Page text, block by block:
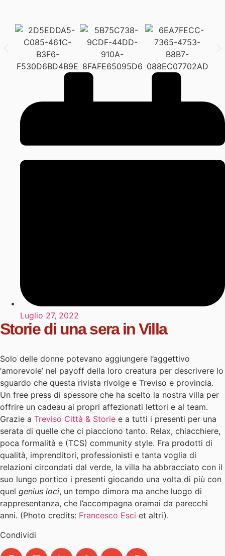
Luglio 27, 2022
Storie di una sera in Villa
Solo delle donne potevano aggiungere l’aggettivo
‘amorevole’ nel payoff della loro creatura per descrivere lo
sguardo che questa rivista rivolge e Treviso e provincia.
Un free press di spessore che ha scelto la nostra villa per
offrire un cadeau ai propri affezionati lettori e al team.
Grazie a Treviso Città & Storie e a tutti i presenti per una
serata di quelle che ci piacciono tanto. Relax, chiacchiere,
poca formalità e (TCS) community style. Fra prodotti di
qualità, imprenditori, professionisti e tanta voglia di
relazioni circondati dal verde, la villa ha abbracciato con il
suo lungo portico i presenti giocando una volta di più con
quel genius loci, un tempo dimora ma anche luogo di
rappresentanza, che l’accompagna oramai da parecchi
anni. (Photo credits: Francesco Esci et altri).
Condividi